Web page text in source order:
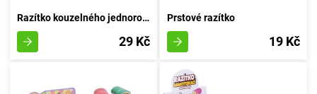
Razítko kouzelného jednorožce
29 Kč
Prstové razítko
19 Kč